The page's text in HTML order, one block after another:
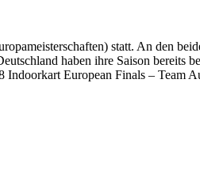
statt. An den
haben ihre Saison bereits
European Finals – Team